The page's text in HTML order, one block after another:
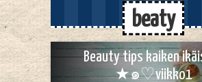
beaty
Beauty tips kaiken
★๑⁠♡viikko1